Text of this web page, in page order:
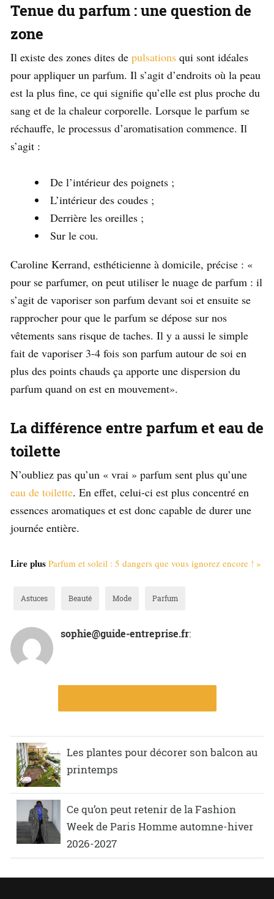
Tenue du parfum : une question de
zone
Il existe des zones dites de pulsations qui sont idéales
pour appliquer un parfum. Il s’agit d’endroits où la peau
est la plus fine, ce qui signifie qu’elle est plus proche du
sang et de la chaleur corporelle. Lorsque le parfum se
réchauffe, le processus d’aromatisation commence. Il
s’agit :
De l’intérieur des poignets ;
L’intérieur des coudes ;
Derrière les oreilles ;
Sur le cou.
Caroline Kerrand, esthéticienne à domicile, précise : «
pour se parfumer, on peut utiliser le nuage de parfum : il
s’agit de vaporiser son parfum devant soi et ensuite se
rapprocher pour que le parfum se dépose sur nos
vêtements sans risque de taches. Il y a aussi le simple
fait de vaporiser 3-4 fois son parfum autour de soi en
plus des points chauds ça apporte une dispersion du
parfum quand on est en mouvement».
La différence entre parfum et eau de
toilette
N’oubliez pas qu’un « vrai » parfum sent plus qu’une
eau de toilette. En effet, celui-ci est plus concentré en
essences aromatiques et est donc capable de durer une
journée entière.
Lire plus Parfum et soleil : 5 dangers que vous ignorez encore ! »
Astuces Beauté Mode Parfum
sophie@guide-entreprise.fr:
Les plantes pour décorer son balcon au
printemps
Ce qu’on peut retenir de la Fashion
Week de Paris Homme automne-hiver
2026-2027